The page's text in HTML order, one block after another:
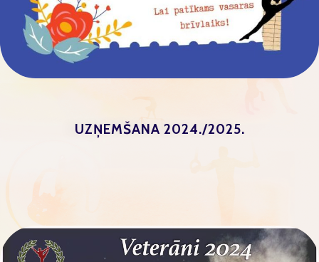
UZŅEMŠANA 2024./2025.